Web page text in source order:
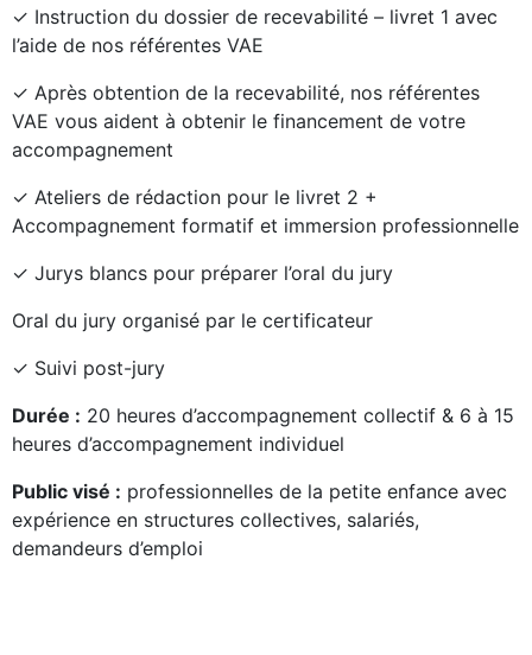
✓ Instruction du dossier de recevabilité – livret 1 avec
l’aide de nos référentes VAE
✓ Après obtention de la recevabilité, nos référentes
VAE vous aident à obtenir le financement de votre
accompagnement
✓ Ateliers de rédaction pour le livret 2 +
Accompagnement formatif et immersion professionnelle
✓ Jurys blancs pour préparer l’oral du jury
Oral du jury organisé par le certificateur
✓ Suivi post-jury
Durée : 20 heures d’accompagnement collectif & 6 à 15
heures d’accompagnement individuel
Public visé : professionnelles de la petite enfance avec
expérience en structures collectives, salariés,
demandeurs d’emploi